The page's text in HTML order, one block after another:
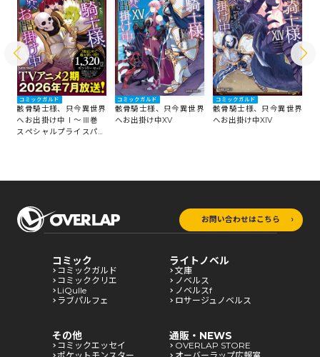
コミックガルド
骸骨騎士様、只今異世界
へお出掛け中Ⅰ～Ⅲ巻
スペシャルプライスパッ
コミックガルド
骸骨騎士様、只今異世界
へお出掛け中XV
コミックガルド
骸骨騎士様、只今異世界
へお出掛け中XIV
お問い合わせはこちら
コミック
コミックガルド
コミッククリエ
LiQulle
ラブパルフェ
ライトノベル
文庫
ノベルス
ノベルスf
ロサージュノベルス
その他
コミックエッセイ
通販・NEWS
OVERLAP STORE